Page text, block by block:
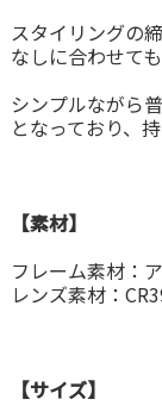
スタイリングの
なしに合わせて
シンプルながら
となっており、
【素材】
フレーム素材：
レンズ素材：
【サイズ】